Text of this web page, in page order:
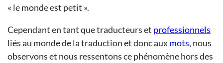
« le monde est petit ».
Cependant en tant que traducteurs et professionnels
liés au monde de la traduction et donc auxmots, nous
observons et nous ressentons ce phénomène hors des